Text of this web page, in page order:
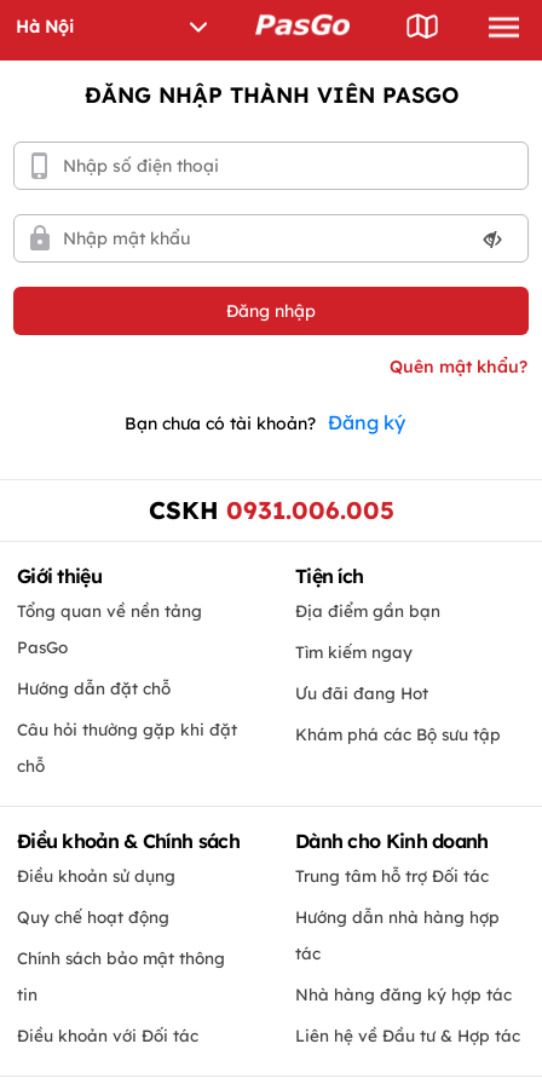
ĐĂNG NHẬP THÀNH VIÊN PASGO
Bạn chưa có tài khoản? Đăng ký
CSKH 0931.006.005
Giới thiệu
Tổng quan về nền tảng
PasGo
Hướng dẫn đặt chỗ
Câu hỏi thường gặp khi đặt
chỗ
Tiện ích
Địa điểm gần bạn
Tìm kiếm ngay
Ưu đãi đang Hot
Khám phá các Bộ sưu tập
Điều khoản & Chính sách
Điều khoản sử dụng
Quy chế hoạt động
Chính sách bảo mật thông
tin
Điều khoản với Đối tác
Dành cho Kinh doanh
Trung tâm hỗ trợ Đối tác
Hướng dẫn nhà hàng hợp
tác
Nhà hàng đăng ký hợp tác
Liên hệ về Đầu tư & Hợp tác